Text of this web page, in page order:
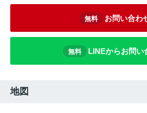
無料 お問い合わ
無料 LINEからお問い
地図